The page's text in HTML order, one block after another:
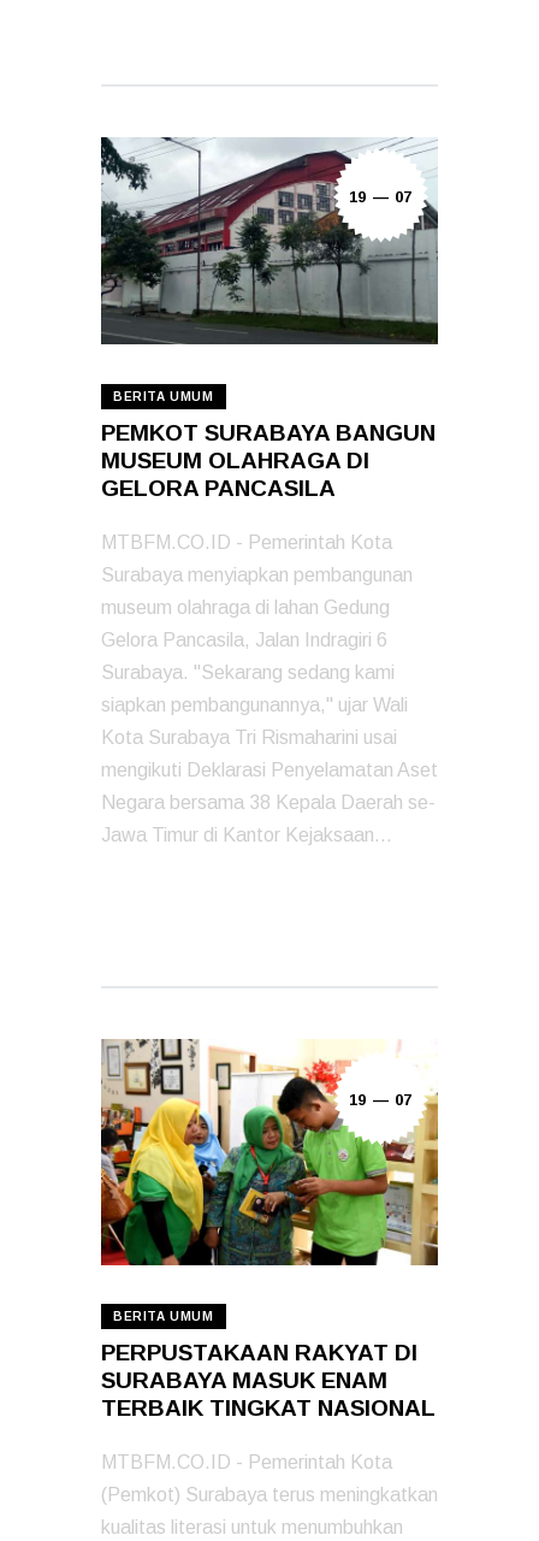
19 — 07
BERITA UMUM
PEMKOT SURABAYA BANGUN
MUSEUM OLAHRAGA DI
GELORA PANCASILA
MTBFM.CO.ID - Pemerintah Kota
Surabaya menyiapkan pembangunan
museum olahraga di lahan Gedung
Gelora Pancasila, Jalan Indragiri 6
Surabaya. "Sekarang sedang kami
siapkan pembangunannya," ujar Wali
Kota Surabaya Tri Rismaharini usai
mengikuti Deklarasi Penyelamatan Aset
Negara bersama 38 Kepala Daerah se-
Jawa Timur di Kantor Kejaksaan…
19 — 07
BERITA UMUM
PERPUSTAKAAN RAKYAT DI
SURABAYA MASUK ENAM
TERBAIK TINGKAT NASIONAL
MTBFM.CO.ID - Pemerintah Kota
(Pemkot) Surabaya terus meningkatkan
kualitas literasi untuk menumbuhkan